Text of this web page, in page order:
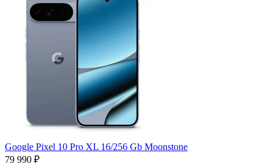
Google Pixel 10 Pro XL 16/256 Gb Moonstone
79 990 ₽